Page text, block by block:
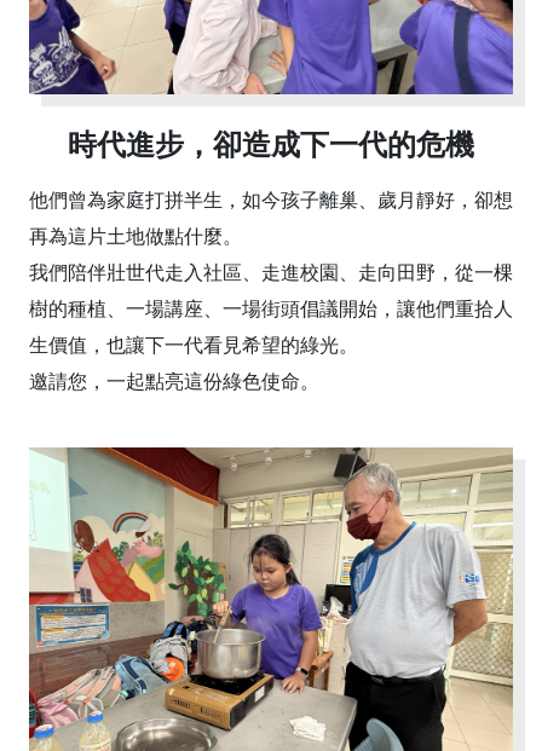
時代進步，卻造成下一代的危機
他們曾為家庭打拼半生，如今孩子離巢、歲月靜好，卻想
再為這片土地做點什麼。
我們陪伴壯世代走入社區、走進校園、走向田野，從一棵
樹的種植、一場講座、一場街頭倡議開始，讓他們重拾人
生價值，也讓下一代看見希望的綠光。
邀請您，一起點亮這份綠色使命。